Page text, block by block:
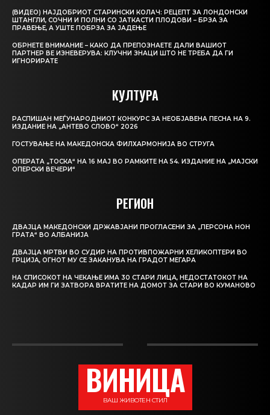
(ВИДЕО) НАЈДОБРИОТ СТАРИНСКИ КОЛАЧ: РЕЦЕПТ ЗА ЛОНДОНСКИ
ШТАНГЛИ, СОЧНИ И ПОЛНИ СО ЈАТКАСТИ ПЛОДОВИ – БРЗА ЗА
ПРАВЕЊЕ, А УШТЕ ПОБРЗА ЗА ЈАДЕЊЕ
ОБРНЕТЕ ВНИМАНИЕ – КАКО ДА ПРЕПОЗНАЕТЕ ДАЛИ ВАШИОТ
ПАРТНЕР ВЕ ИЗНЕВЕРУВА: КЛУЧНИ ЗНАЦИ ШТО НЕ ТРЕБА ДА ГИ
ИГНОРИРАТЕ
КУЛТУРА
РАСПИШАН МЕЃУНАРОДНИОТ КОНКУРС ЗА НЕОБЈАВЕНА ПЕСНА НА 9.
ИЗДАНИЕ НА „АНТЕВО СЛОВО“ 2026
ГОСТУВАЊЕ НА МАКЕДОНСКА ФИЛХАРМОНИЈА ВО СТРУГА
ОПЕРАТА „ТОСКА“ НА 16 МАЈ ВО РАМКИТЕ НА 54. ИЗДАНИЕ НА „МАЈСКИ
ОПЕРСКИ ВЕЧЕРИ“
РЕГИОН
ДВАЈЦА МАКЕДОНСКИ ДРЖАВЈАНИ ПРОГЛАСЕНИ ЗА „ПЕРСОНА НОН
ГРАТА“ ВО АЛБАНИЈА
ДВАЈЦА МРТВИ ВО СУДИР НА ПРОТИВПОЖАРНИ ХЕЛИКОПТЕРИ ВО
ГРЦИЈА, ОГНОТ МУ СЕ ЗАКАНУВА НА ГРАДОТ МЕГАРА
НА СПИСОКОТ НА ЧЕКАЊЕ ИМА 30 СТАРИ ЛИЦА, НЕДОСТАТОКОТ НА
КАДАР ИМ ГИ ЗАТВОРА ВРАТИТЕ НА ДОМОТ ЗА СТАРИ ВО КУМАНОВО
ВИНИЦА
ВАШ ЖИВОТЕН СТИЛ